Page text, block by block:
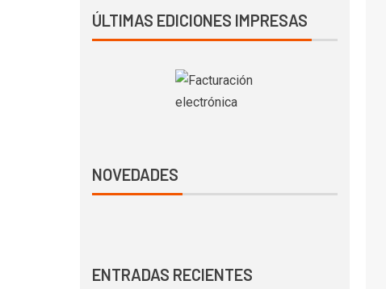
ÚLTIMAS EDICIONES IMPRESAS
NOVEDADES
ENTRADAS RECIENTES